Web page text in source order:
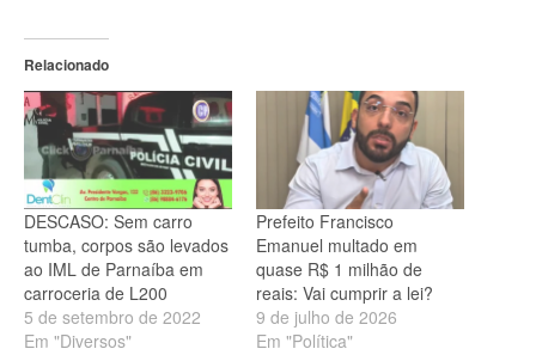
Relacionado
DESCASO: Sem carro
tumba, corpos são levados
ao IML de Parnaíba em
carroceria de L200
5 de setembro de 2022
Em "Diversos"
Prefeito Francisco
Emanuel multado em
quase R$ 1 milhão de
reais: Vai cumprir a lei?
9 de julho de 2026
Em "Política"